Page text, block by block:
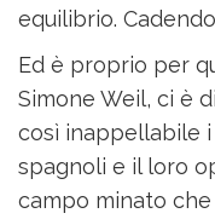
equilibrio.
Ed è proprio per
Simone Weil, ci è
così inappellabile
spagnoli e il loro
campo minato che